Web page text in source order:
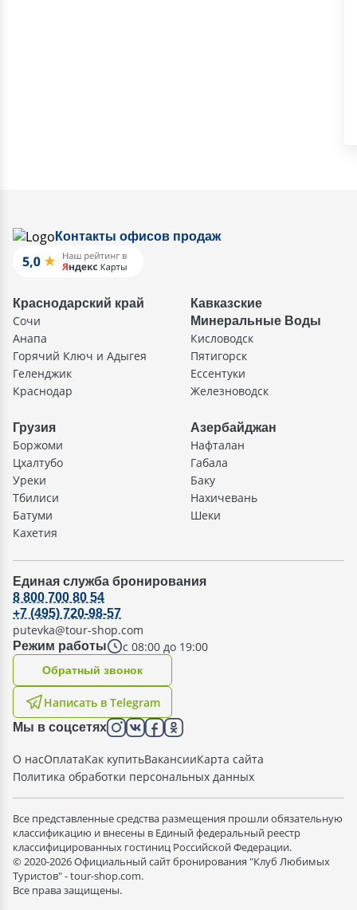
Контакты офисов продаж
Краснодарский край
Сочи
Анапа
Горячий Ключ и Адыгея
Геленджик
Краснодар
Кавказские
Минеральные Воды
Кисловодск
Пятигорск
Ессентуки
Железноводск
Грузия
Боржоми
Цхалтубо
Уреки
Тбилиси
Батуми
Кахетия
Азербайджан
Нафталан
Габала
Баку
Нахичевань
Шеки
Единая служба бронирования
Режим работы с 08:00 до 19:00
8 800 700 80 54
+7 (495) 720-98-57
putevka@tour-shop.com
Написать в Telegram
Oбратный звонок
Мы в соцсетях
О насОплатаКак купитьВакансииКарта сайта
Политика обработки персональных данных
Все представленные средства размещения прошли обязательную
классификацию и внесены в Единый федеральный реестр
классифицированных гостиниц Российской Федерации.
© 2020-2026 Официальный сайт бронирования "Клуб Любимых
Туристов" - tour-shop.com.
Все права защищены.